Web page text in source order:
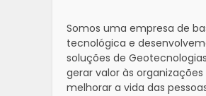
Somos uma empresa de
tecnológica e
soluções de
gerar valor às organizações
melhorar a vida das